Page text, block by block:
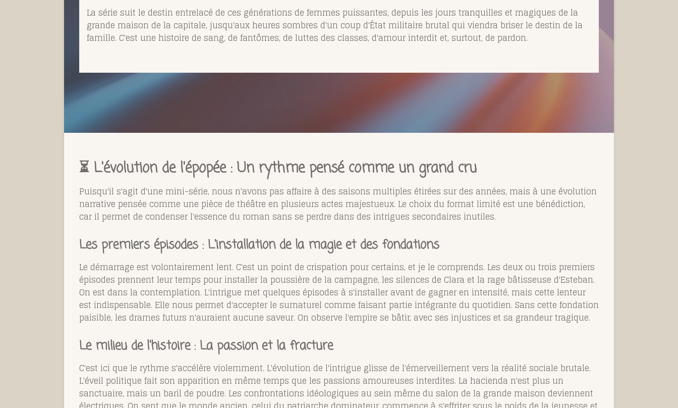
La série suit le destin entrelacé de ces générations de femmes puissantes, depuis les jours tranquilles et magiques de la
grande maison de la capitale, jusqu'aux heures sombres d'un coup d'État militaire brutal qui viendra briser le destin de la
famille. C'est une histoire de sang, de fantômes, de luttes des classes, d'amour interdit et, surtout, de pardon.
⏳ L'évolution de l'épopée : Un rythme pensé comme un grand cru
Puisqu'il s'agit d'une mini-série, nous n'avons pas affaire à des saisons multiples étirées sur des années, mais à une évolution
narrative pensée comme une pièce de théâtre en plusieurs actes majestueux. Le choix du format limité est une bénédiction,
car il permet de condenser l'essence du roman sans se perdre dans des intrigues secondaires inutiles.
Les premiers épisodes : L'installation de la magie et des fondations
Le démarrage est volontairement lent. C'est un point de crispation pour certains, et je le comprends. Les deux ou trois premiers
épisodes prennent leur temps pour installer la poussière de la campagne, les silences de Clara et la rage bâtisseuse d'Esteban.
On est dans la contemplation. L'intrigue met quelques épisodes à s'installer avant de gagner en intensité, mais cette lenteur
est indispensable. Elle nous permet d'accepter le surnaturel comme faisant partie intégrante du quotidien. Sans cette fondation
paisible, les drames futurs n'auraient aucune saveur. On observe l'empire se bâtir, avec ses injustices et sa grandeur tragique.
Le milieu de l'histoire : La passion et la fracture
C'est ici que le rythme s'accélère violemment. L'évolution de l'intrigue glisse de l'émerveillement vers la réalité sociale brutale.
L'éveil politique fait son apparition en même temps que les passions amoureuses interdites. La hacienda n'est plus un
sanctuaire, mais un baril de poudre. Les confrontations idéologiques au sein même du salon de la grande maison deviennent